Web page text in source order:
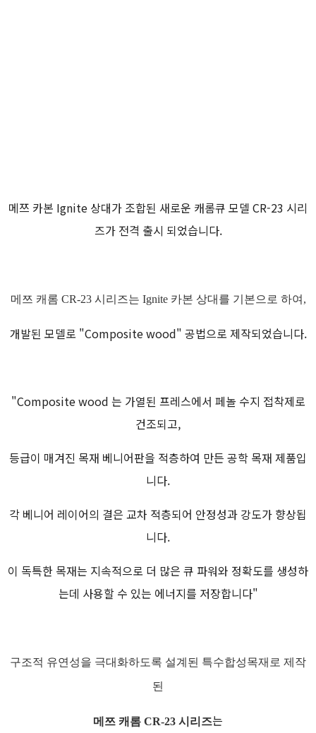
메쯔 카본 Ignite 상대가 조합된 새로운 캐롬큐 모델 CR-23 시리
즈가 전격 출시 되었습니다.
메쯔 캐롬 CR-23 시리즈는 Ignite 카본 상대를 기본으로 하여,
개발된 모델로 "Composite wood" 공법으로 제작되었습니다.
"Composite wood 는 가열된 프레스에서 페놀 수지 접착제로
건조되고,
등급이 매겨진 목재 베니어판을 적층하여 만든 공학 목재 제품입
니다.
각 베니어 레이어의 결은 교차 적층되어 안정성과 강도가 향상됩
니다.
이 독특한 목재는 지속적으로 더 많은 큐 파워와 정확도를 생성하
는데 사용할 수 있는 에너지를 저장합니다"
구조적 유연성을 극대화하도록 설계된 특수합성목재로 제작
된
메쯔 캐롬 CR-23 시리즈는